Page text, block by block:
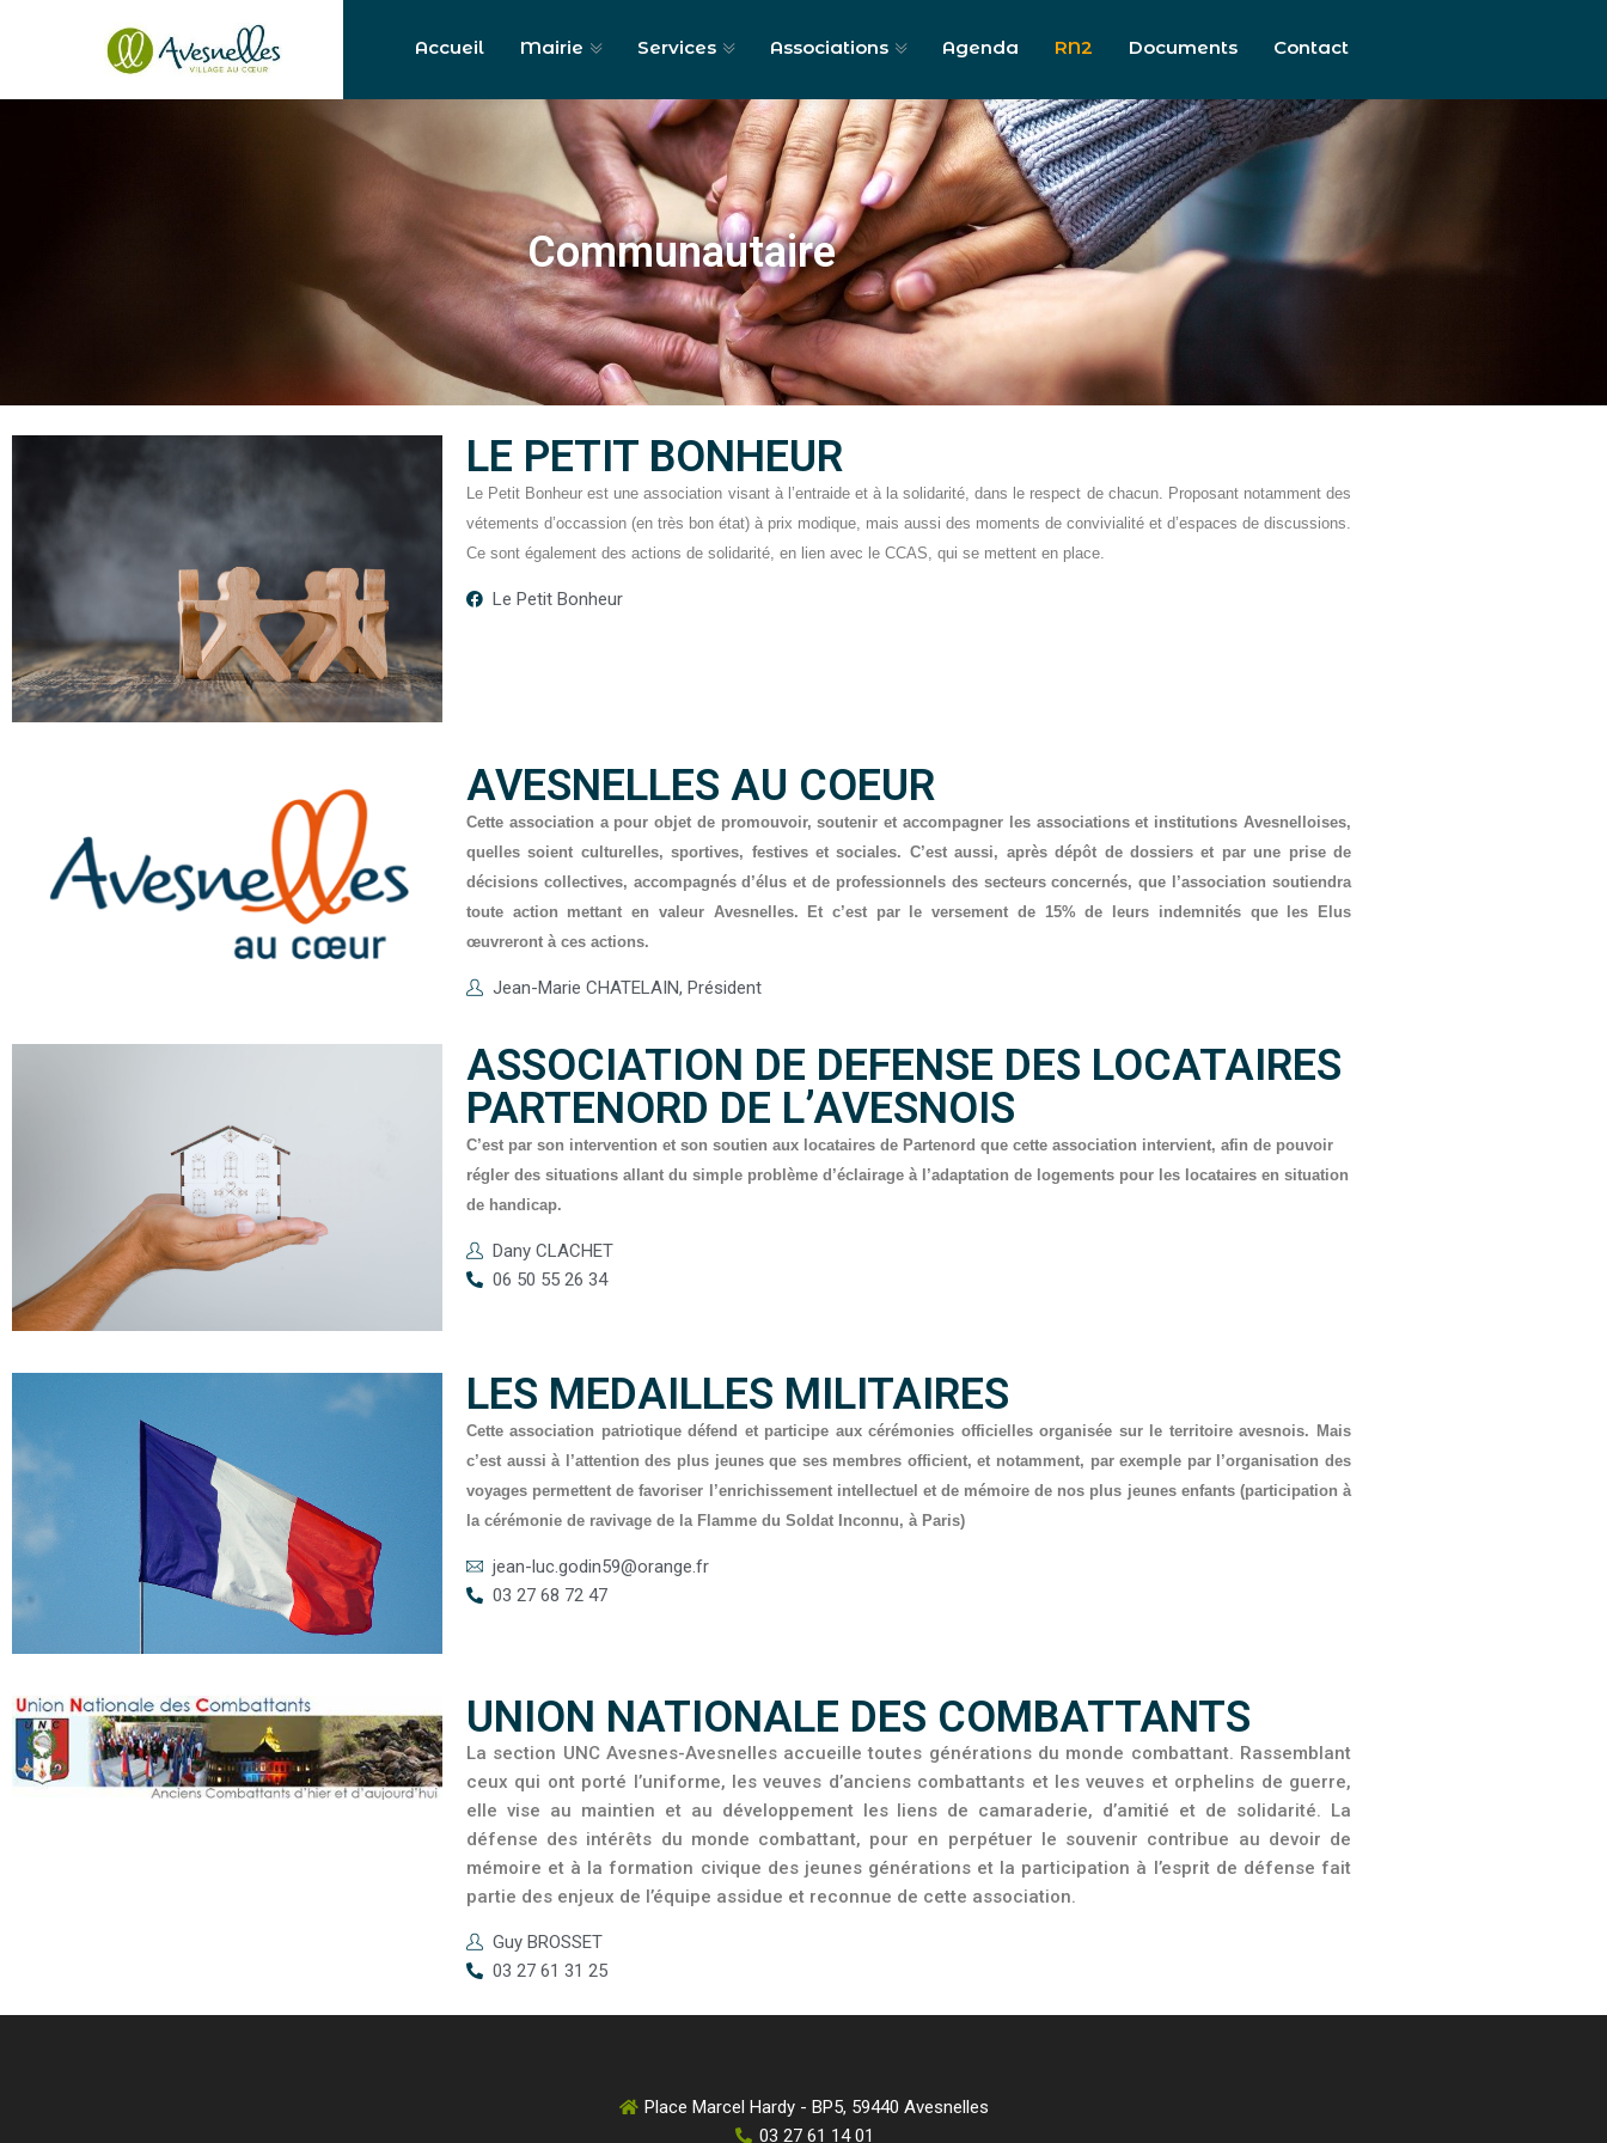
Accueil Mairie Services Associations Agenda RN2 Documents Contact
Communautaire
LE PETIT BONHEUR
Le Petit Bonheur est une association visant à l’entraide et à la solidarité, dans le respect de chacun. Proposant notamment des
vétements d’occassion (en très bon état) à prix modique, mais aussi des moments de convivialité et d’espaces de discussions.
Ce sont également des actions de solidarité, en lien avec le CCAS, qui se mettent en place.
Le Petit Bonheur
AVESNELLES AU COEUR
Cette association a pour objet de promouvoir, soutenir et accompagner les associations et institutions Avesnelloises,
quelles soient culturelles, sportives, festives et sociales. C’est aussi, après dépôt de dossiers et par une prise de
décisions collectives, accompagnés d’élus et de professionnels des secteurs concernés, que l’association soutiendra
toute action mettant en valeur Avesnelles. Et c’est par le versement de 15% de leurs indemnités que les Elus
œuvreront à ces actions.
Jean-Marie CHATELAIN, Président
ASSOCIATION DE DEFENSE DES LOCATAIRES
PARTENORD DE L’AVESNOIS
C’est par son intervention et son soutien aux locataires de Partenord que cette association intervient, afin de pouvoir
régler des situations allant du simple problème d’éclairage à l’adaptation de logements pour les locataires en situation
de handicap.
Dany CLACHET
06 50 55 26 34
LES MEDAILLES MILITAIRES
Cette association patriotique défend et participe aux cérémonies officielles organisée sur le territoire avesnois. Mais
c’est aussi à l’attention des plus jeunes que ses membres officient, et notamment, par exemple par l’organisation des
voyages permettent de favoriser l’enrichissement intellectuel et de mémoire de nos plus jeunes enfants (participation à
la cérémonie de ravivage de la Flamme du Soldat Inconnu, à Paris)
jean-luc.godin59@orange.fr
03 27 68 72 47
UNION NATIONALE DES COMBATTANTS
La section UNC Avesnes-Avesnelles accueille toutes générations du monde combattant. Rassemblant
ceux qui ont porté l’uniforme, les veuves d’anciens combattants et les veuves et orphelins de guerre,
elle vise au maintien et au développement les liens de camaraderie, d’amitié et de solidarité. La
défense des intérêts du monde combattant, pour en perpétuer le souvenir contribue au devoir de
mémoire et à la formation civique des jeunes générations et la participation à l’esprit de défense fait
partie des enjeux de l’équipe assidue et reconnue de cette association.
Guy BROSSET
03 27 61 31 25
Place Marcel Hardy - BP5, 59440 Avesnelles
03 27 61 14 01